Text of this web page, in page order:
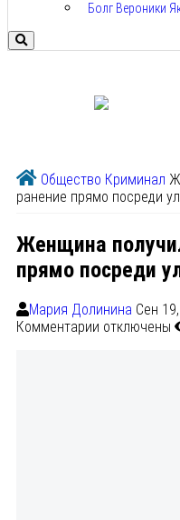
Болг Вероники
Общество Криминал
ранение прямо посреди
Женщина
прямо посреди
Мария Долинина Сен
Комментарии отключены